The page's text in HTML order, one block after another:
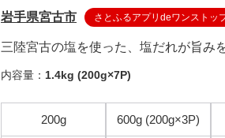
岩手県宮古市 さとふるアプリdeワンストッ
三陸宮古の塩を使った、塩だれが旨み
内容量： 1.4kg (200g×7P)
200g 600g (200g×3P)